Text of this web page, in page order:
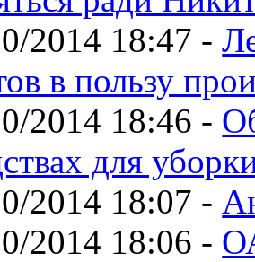
2014 18:47 -
в пользу
2014 18:46 -
для
2014 18:07 -
2014 18:06 -